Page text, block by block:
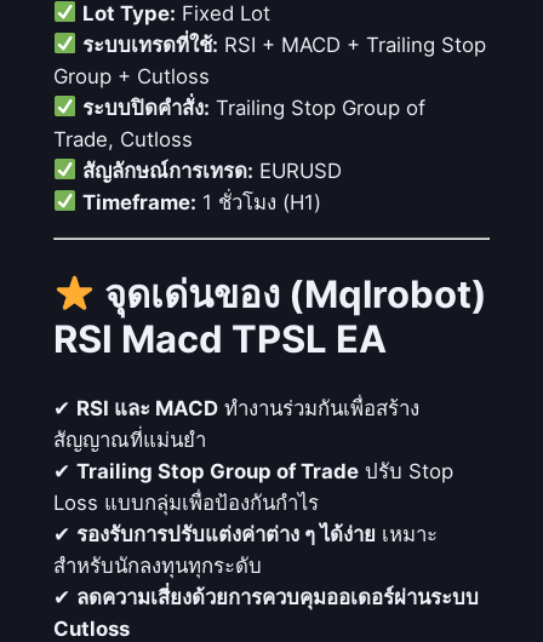
Lot Type: Fixed Lot
ระบบเทรดที่ใช้: RSI + MACD + Trailing Stop
Group + Cutloss
ระบบปิดคำสั่ง: Trailing Stop Group of
Trade, Cutloss
สัญลักษณ์การเทรด: EURUSD
Timeframe: 1 ชั่วโมง (H1)
จุดเด่นของ (Mqlrobot)
RSI Macd TPSL EA
✔ RSI และ MACDทำงานร่วมกันเพื่อสร้าง
สัญญาณที่แม่นยำ
✔ Trailing Stop Group of Tradeปรับ Stop
Loss แบบกลุ่มเพื่อป้องกันกำไร
✔ รองรับการปรับแต่งค่าต่าง ๆ ได้ง่าย เหมาะ
สำหรับนักลงทุนทุกระดับ
✔ ลดความเสี่ยงด้วยการควบคุมออเดอร์ผ่านระบบ
Cutloss